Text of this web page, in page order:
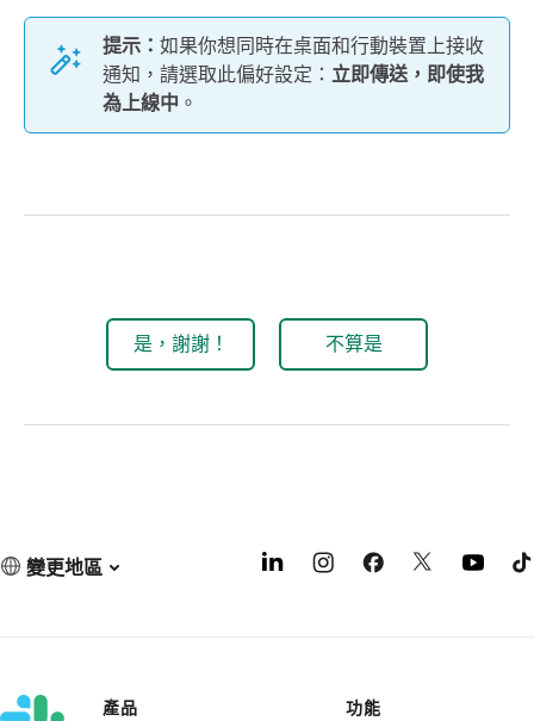
提示： 如果你想同時在桌面和行動裝置上接收
通知，請選取此偏好設定： 立即傳送，即使我
為上線中 。
是，謝謝！ 不算是
變更地區
產品
功能